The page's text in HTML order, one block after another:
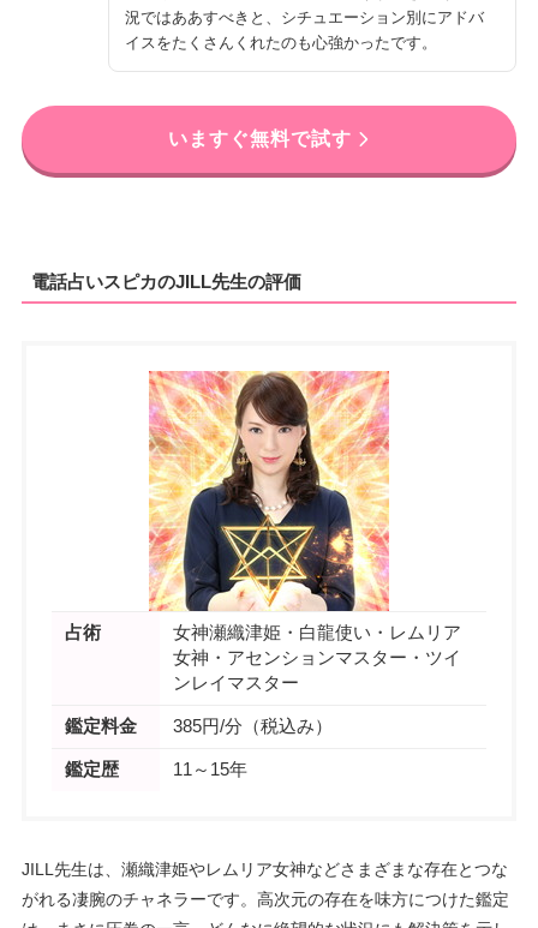
況ではああすべきと、シチュエーション別にアドバ
イスをたくさんくれたのも心強かったです。
いますぐ無料で試す
電話占いスピカのJILL先生の評価
占術
女神瀬織津姫・白龍使い・レムリア
女神・アセンションマスター・ツイ
ンレイマスター
鑑定料金 385円/分（税込み）
鑑定歴 11～15年
JILL先生は、瀬織津姫やレムリア女神などさまざまな存在とつな
がれる凄腕のチャネラーです。高次元の存在を味方につけた鑑定